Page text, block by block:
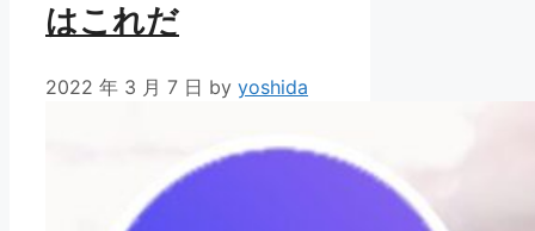
はこれだ
2022 年 3 月 7 日 by yoshida